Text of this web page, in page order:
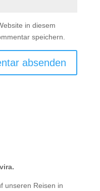
in diesem
speichern.
unseren Reisen in